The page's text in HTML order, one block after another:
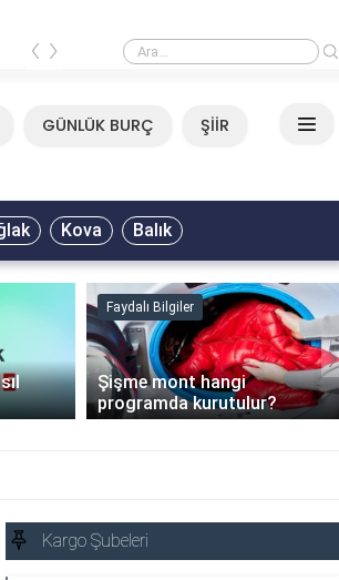
Mirkelam - Tavla Sözleri
‹ ›
GÜNLÜK BURÇ ŞİİR
Kova Balık
Faydalı Bilgiler
Şişme mont hangi
programda kurutulur?
›
Kargo Şubeleri